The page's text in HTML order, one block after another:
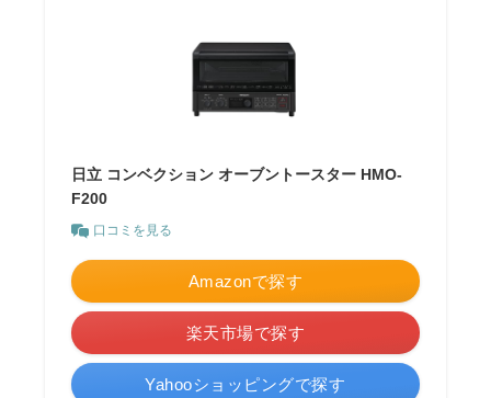
日立 コンベクション オーブントースター HMO-
F200
口コミを見る
Amazonで探す
楽天市場で探す
Yahooショッピングで探す